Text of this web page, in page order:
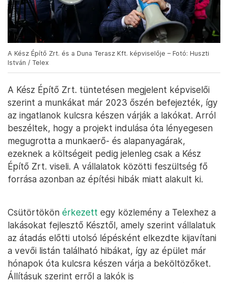
A Kész Építő Zrt. és a Duna Terasz Kft. képviselője – Fotó: Huszti
István / Telex
A Kész Építő Zrt. tüntetésen megjelent képviselői
szerint a munkákat már 2023 őszén befejezték, így
az ingatlanok kulcsra készen várják a lakókat. Arról
beszéltek, hogy a projekt indulása óta lényegesen
megugrotta a munkaerő- és alapanyagárak,
ezeknek a költségeit pedig jelenleg csak a Kész
Építő Zrt. viseli. A vállalatok közötti feszültség fő
forrása azonban az építési hibák miatt alakult ki.
Csütörtökön érkezett egy közlemény a Telexhez a
lakásokat fejlesztő Késztől, amely szerint vállalatuk
az átadás előtti utolsó lépésként elkezdte kijavítani
a vevői listán található hibákat, így az épület már
hónapok óta kulcsra készen várja a beköltözőket.
Állításuk szerint erről a lakók is